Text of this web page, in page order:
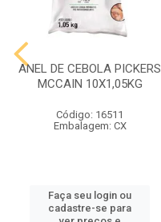
ANEL DE CEBOLA PICKERS
MCCAIN 10X1,05KG
Código: 16511
Embalagem: CX
Faça seu login ou
cadastre-se para